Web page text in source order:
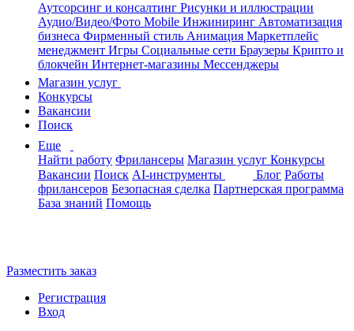
Аутсорсинг и консалтинг Рисунки и иллюстрации
Аудио/Видео/Фото Mobile Инжиниринг Автоматизация
бизнеса Фирменный стиль Анимация Маркетплейс
менеджмент Игры Социальные сети Браузеры Крипто и
блокчейн Интернет-магазины Мессенджеры
Магазин услуг
Конкурсы
Вакансии
Поиск
Еще
Найти работу Фрилансеры Магазин услуг Конкурсы
Вакансии Поиск AI-инструменты Блог Работы
фрилансеров Безопасная сделка Партнерская программа
База знаний Помощь
Разместить заказ
Регистрация
Вход